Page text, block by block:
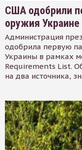
США одобрили
оружия
Администрация
одобрила первую
Украины в рамках
Requirements List.
на два источника,